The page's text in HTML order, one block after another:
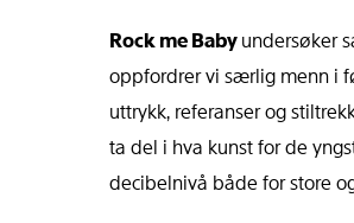
Rock me Babyundersøker
oppfordrer vi særlig menn i
uttrykk, referanser og
ta del i hva kunst for de
decibelnivå både for store